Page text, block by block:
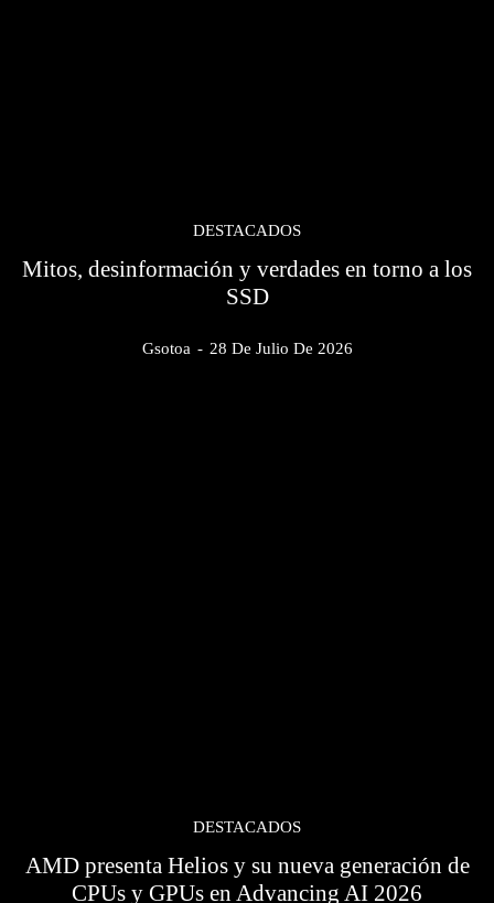
DESTACADOS
Mitos, desinformación y verdades en torno a los
SSD
Gsotoa - 28 De Julio De 2026
DESTACADOS
AMD presenta Helios y su nueva generación de
CPUs y GPUs en Advancing AI 2026